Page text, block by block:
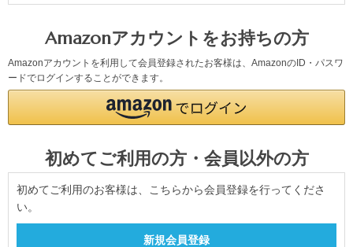
Amazonアカウントをお持ちの方
Amazonアカウントを利用して会員登録されたお客様は、AmazonのID・パスワ
ードでログインすることができます。
初めてご利用の方・会員以外の方
初めてご利用のお客様は、こちらから会員登録を行ってくださ
い。